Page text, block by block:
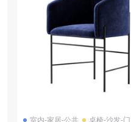
室内-家居-公共 桌椅-沙发-